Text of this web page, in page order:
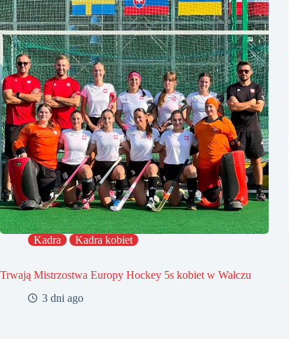
Kadra Kadra kobiet
Trwają Mistrzostwa Europy Hockey 5s kobiet w Wałczu
3 dni ago